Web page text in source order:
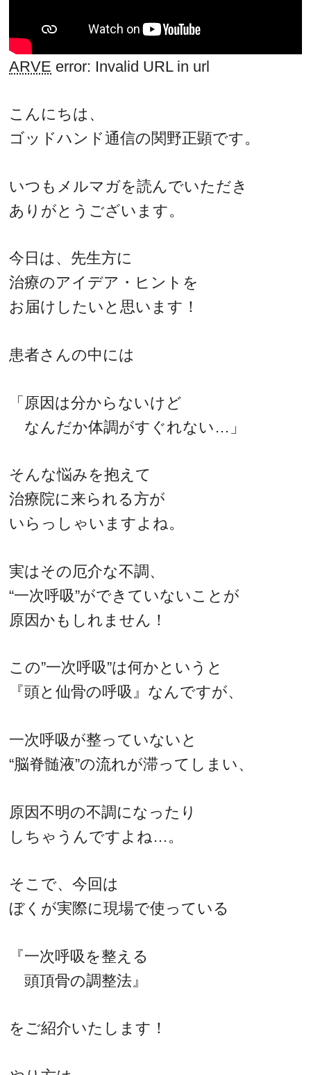
ARVE error: Invalid URL in url
こんにちは、
ゴッドハンド通信の関野正顕です。
いつもメルマガを読んでいただき
ありがとうございます。
今日は、先生方に
治療のアイデア・ヒントを
お届けしたいと思います！
患者さんの中には
「原因は分からないけど
なんだか体調がすぐれない…」
そんな悩みを抱えて
治療院に来られる方が
いらっしゃいますよね。
実はその厄介な不調、
“一次呼吸”ができていないことが
原因かもしれません！
この”一次呼吸”は何かというと
『頭と仙骨の呼吸』なんですが、
一次呼吸が整っていないと
“脳脊髄液”の流れが滞ってしまい、
原因不明の不調になったり
しちゃうんですよね…。
そこで、今回は
ぼくが実際に現場で使っている
『一次呼吸を整える
頭頂骨の調整法』
をご紹介いたします！